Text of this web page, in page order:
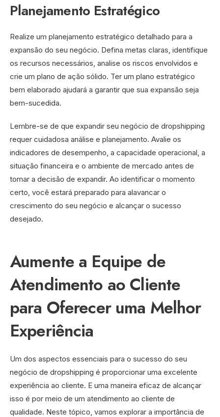
Planejamento Estratégico
Realize um planejamento estratégico detalhado para a
expansão do seu negócio. Defina metas claras, identifique
os recursos necessários, analise os riscos envolvidos e
crie um plano de ação sólido. Ter um plano estratégico
bem elaborado ajudará a garantir que sua expansão seja
bem-sucedida.
Lembre-se de que expandir seu negócio de dropshipping
requer cuidadosa análise e planejamento. Avalie os
indicadores de desempenho, a capacidade operacional, a
situação financeira e o ambiente de mercado antes de
tomar a decisão de expandir. Ao identificar o momento
certo, você estará preparado para alavancar o
crescimento do seu negócio e alcançar o sucesso
desejado.
Aumente a Equipe de
Atendimento ao Cliente
para Oferecer uma Melhor
Experiência
Um dos aspectos essenciais para o sucesso do seu
negócio de dropshipping é proporcionar uma excelente
experiência ao cliente. E uma maneira eficaz de alcançar
isso é por meio de um atendimento ao cliente de
qualidade. Neste tópico, vamos explorar a importância de